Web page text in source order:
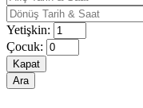
Yetişkin:
Çocuk:
Kapat
Ara